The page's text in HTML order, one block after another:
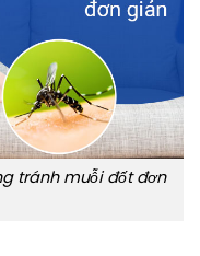
tránh muỗi đốt đơn